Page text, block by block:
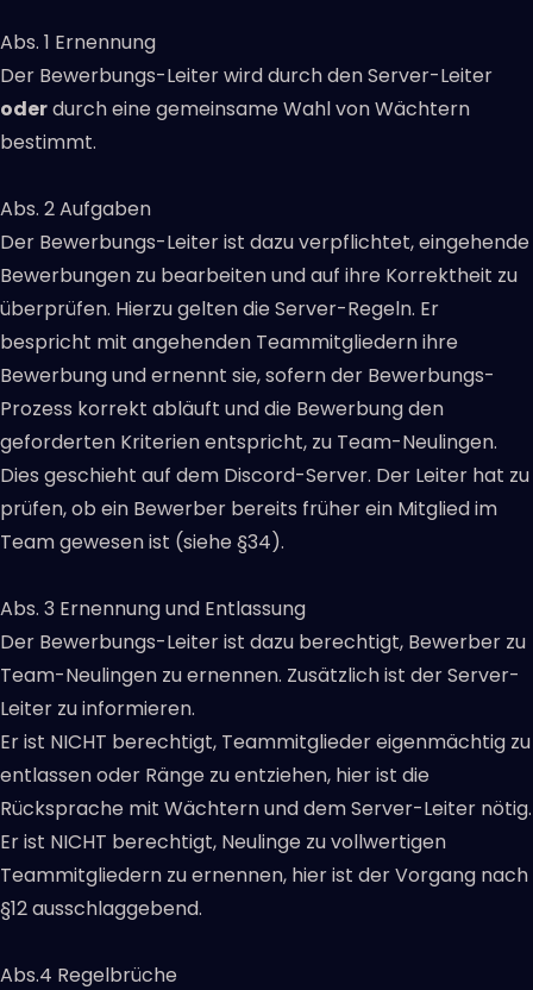
Abs. 1 Ernennung
Der Bewerbungs-Leiter wird durch den Server-Leiter
oderdurch eine gemeinsame Wahl von Wächtern
bestimmt.
Abs. 2 Aufgaben
Der Bewerbungs-Leiter ist dazu verpflichtet, eingehende
Bewerbungen zu bearbeiten und auf ihre Korrektheit zu
überprüfen. Hierzu gelten die Server-Regeln. Er
bespricht mit angehenden Teammitgliedern ihre
Bewerbung und ernennt sie, sofern der Bewerbungs-
Prozess korrekt abläuft und die Bewerbung den
geforderten Kriterien entspricht, zu Team-Neulingen.
Dies geschieht auf dem Discord-Server. Der Leiter hat zu
prüfen, ob ein Bewerber bereits früher ein Mitglied im
Team gewesen ist (siehe §34).
Abs. 3 Ernennung und Entlassung
Der Bewerbungs-Leiter ist dazu berechtigt, Bewerber zu
Team-Neulingen zu ernennen. Zusätzlich ist der Server-
Leiter zu informieren.
Er ist NICHT berechtigt, Teammitglieder eigenmächtig zu
entlassen oder Ränge zu entziehen, hier ist die
Rücksprache mit Wächtern und dem Server-Leiter nötig.
Er ist NICHT berechtigt, Neulinge zu vollwertigen
Teammitgliedern zu ernennen, hier ist der Vorgang nach
§12 ausschlaggebend.
Abs.4 Regelbrüche